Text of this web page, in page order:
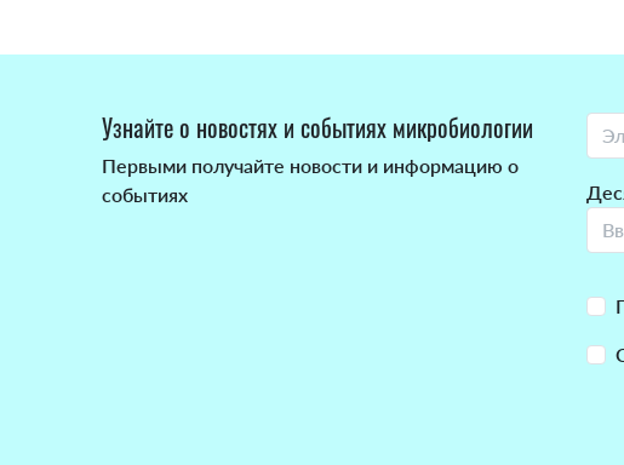
Узнайте о новостях и событиях микробиологии
Первыми получайте новости и информацию о
событиях